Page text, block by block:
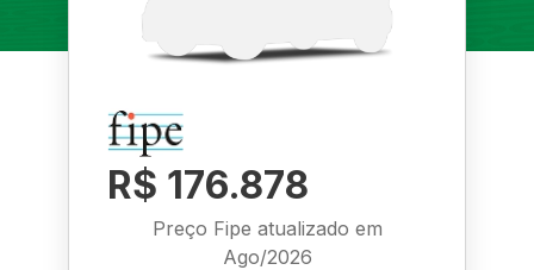
R$ 176.878
Preço Fipe atualizado em
Ago/2026